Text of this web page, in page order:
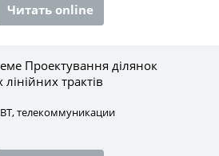
Читать online
Проектування ділянок
трактів
телекоммуникации